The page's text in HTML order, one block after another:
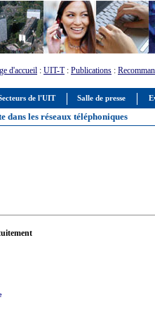
de l'UIT Salle de presse
d'accueil : UIT-T: Publications :
dans les réseaux téléphoniques